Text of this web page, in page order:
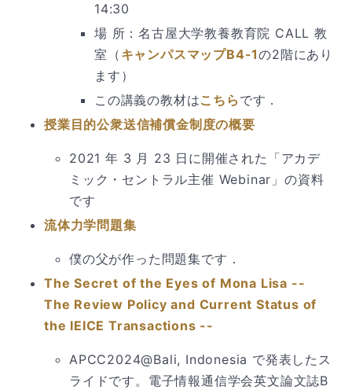
14:30
場 所：名古屋大学教養教育院 CALL 教
室（ キャンパスマップB4-1の2階にあり
ます）
この講義の教材はこちら です．
授業目的公衆送信補償金制度の概要
2021 年 3 月 23 日に開催された「アカデ
ミック・セントラル主催 Webinar」の資料
です
流体力学問題集
僕の父が作った問題集です．
The Secret of the Eyes of Mona Lisa --
The Review Policy and Current Status of
the IEICE Transactions --
APCC2024@Bali, Indonesia で発表したス
ライドです。電子情報通信学会英文論文誌B